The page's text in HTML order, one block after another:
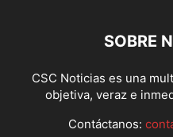
SOBRE
CSC Noticias es una
objetiva, veraz e
Contáctanos: